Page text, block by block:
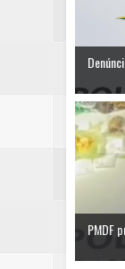
PMDF